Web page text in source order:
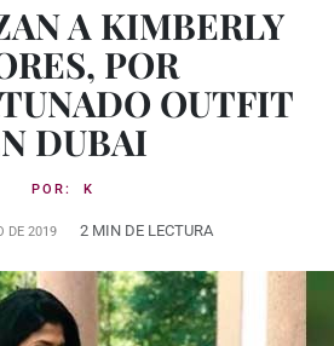
A KIMBERLY
POR
OUTFIT
DUBAI
POR: K
DE 2019 2 MIN DE LECTURA